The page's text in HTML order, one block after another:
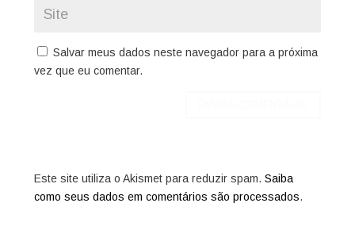
Salvar meus dados neste navegador para a próxima
vez que eu comentar.
Este site utiliza o Akismet para reduzir spam. Saiba
como seus dados em comentários são processados.